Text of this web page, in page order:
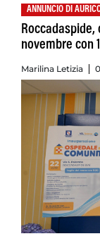
ANNUNCIO DI
Roccadaspide,
novembre con
Marilina Letizia